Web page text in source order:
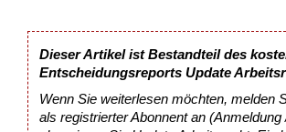
Dieser Artikel ist Bestandteil des
Entscheidungsreports Update
Wenn Sie weiterlesen möchten, melden
als registrierter Abonnent an (Anmeldung